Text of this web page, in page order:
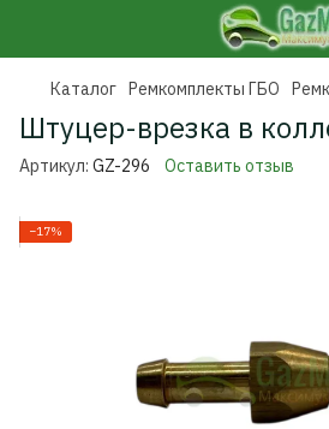
Каталог Ремкомплекты ГБО
Штуцер-врезка в
Артикул: GZ-296 Оставить отзыв
−17%